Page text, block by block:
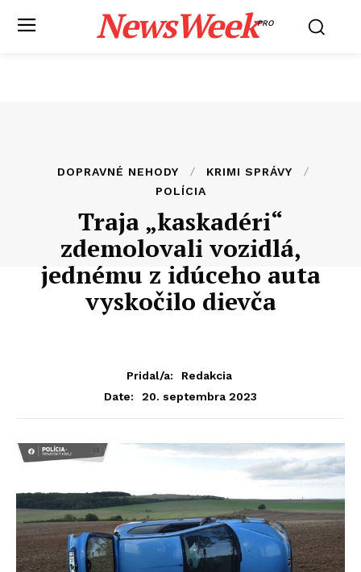
NewsWeekPRO
DOPRAVNÉ NEHODY
KRIMI SPRÁVY
POLÍCIA
Traja „kaskadéri“
zdemolovali vozidlá,
jednému z idúceho auta
vyskočilo dievča
Pridal/a:
Redakcia
Date:
20. septembra 2023